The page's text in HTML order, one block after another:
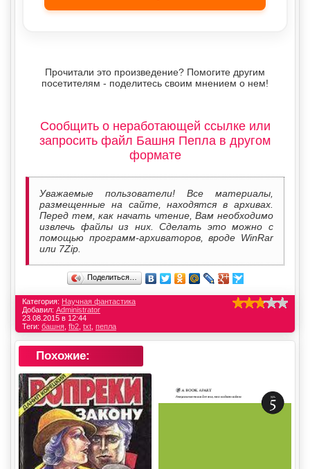
Прочитали это произведение? Помогите другим
посетителям - поделитесь своим мнением о нем!
Сообщить о неработающей ссылке или
запросить файл Башня Пепла в другом
формате
Уважаемые пользователи! Все материалы,
размещенные на сайте, находятся в архивах.
Перед тем, как начать чтение, Вам необходимо
извлечь файлы из них. Сделать это можно с
помощью программ-архиваторов, вроде WinRar
или 7Zip.
Поделиться…
Категория: Научная фантастика
Добавил: Administrator
23.08.2015 в 12:44
Теги: башня fb2 txt пепла
Похожие: